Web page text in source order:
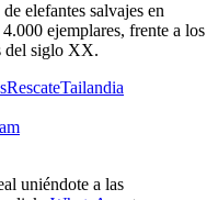
elefantes salvajes en
ejemplares, frente a los
del siglo XX.
RescateTailandia
uniéndote a las